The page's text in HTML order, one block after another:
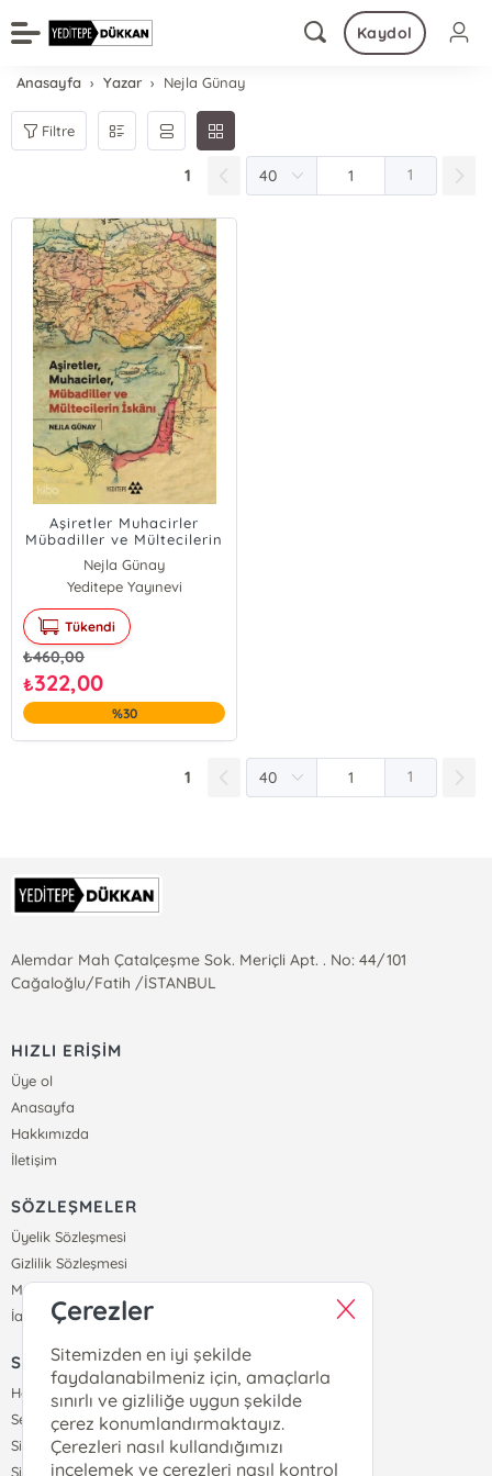
Kaydol
Anasayfa Yazar Nejla Günay
Filtre
1 1
Aşiretler Muhacirler
Mübadiller ve Mültecilerin
İskânı
Nejla Günay
Yeditepe Yayınevi
Tükendi
₺460,00
₺322,00
%30
1 1
Alemdar Mah Çatalçeşme Sok. Meriçli Apt. . No: 44/101
Cağaloğlu/Fatih /İSTANBUL
HIZLI ERİŞİM
Üye ol
Anasayfa
Hakkımızda
İletişim
SÖZLEŞMELER
Üyelik Sözleşmesi
Gizlilik Sözleşmesi
Mesafeli Satış Sözleşmesi
İade ve Teslimat Koşulları
SİPARİŞ
Hesabım
Sepetim
Siparişlerim
Sipariş Takip
Çerezler
Sitemizden en iyi şekilde
faydalanabilmeniz için, amaçlarla
sınırlı ve gizliliğe uygun şekilde
çerez konumlandırmaktayız.
Çerezleri nasıl kullandığımızı
incelemek ve çerezleri nasıl kontrol